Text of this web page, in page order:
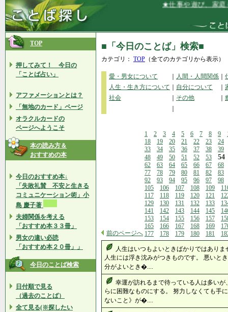
★仕事や遊び、家庭を
TOP
押してみて！ 今日の
「ことば占い」
アファメーションとは？
「無地のカード」ページ
オラクルカードの
ページへようこそ
本の読み方＆
おすすめの本
今日のおすすめ本↓
「失敗礼賛 不安と生きる
コミュニケーション術」小
島 慶子著
夫婦関係を考える
「おすすめ本３３冊」
男女の違い必読
「おすすめ本２０冊」」
今日のことば検索
日付順で見る
（過去のことば）
全て見る(※探したい
■「今日のことば」検索■
カテゴリ： TOP （全てのカテゴリから表示）
愛・男女について 人間・人間関係
人生・生き方について
自分について
社会
その他
前のページへ
1 2 3 4 5 6 7 8 9
18
19 20 21 22 23
24
33
34 35 36 37 38
39
48
49 50 51 52 53 54
62 63 64 65 66 67
68
77
78 79 80 81 82
83
92
93 94 95 96 97
98
105
106 107 108 109
117
118 119 120 121
129
130 131 132 133
141
142 143 144 145
153
154 155 156 157
165
166 167 168 169
177
178 179 180 181
人生はいつもよいときばかりではあり
人生には浮き沈みがつきものです。 悪いと
分がよいとき�....
幸運が訪れるまで待っている人は多い
らに困難なものにする。 努力しなくても手
ないこと》が�....